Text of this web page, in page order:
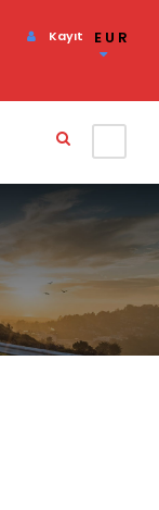
Kayıt
EUR